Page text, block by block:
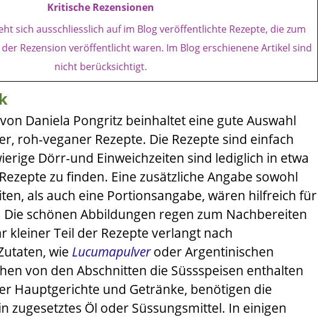
Kritische Rezensionen
sich ausschliesslich auf im Blog veröffentlichte Rezepte, die zum
Rezension veröffentlicht waren. Im Blog erschienene Artikel sind
nicht berücksichtigt.
von Daniela Pongritz beinhaltet eine gute Auswahl
roh-veganer Rezepte. Die Rezepte sind einfach
Dörr-und Einweichzeiten sind lediglich in etwa
zu finden. Eine zusätzliche Angabe sowohl
als auch eine Portionsangabe, wären hilfreich für
schönen Abbildungen regen zum Nachbereiten
kleiner Teil der Rezepte verlangt nach
wie Lucumapulveroder Argentinischen
von den Abschnitten die Süssspeisen enthalten
Hauptgerichte und Getränke, benötigen die
zugesetztes Öl oder Süssungsmittel. In einigen